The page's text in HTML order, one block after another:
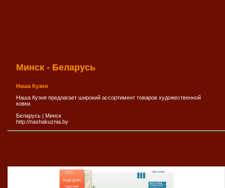
Минск - Беларусь
Наша Кузня
Наша Кузня предлагает широкий ассортимент товаров художественной
ковки.
Беларусь | Минск
http://nashakuznia.by